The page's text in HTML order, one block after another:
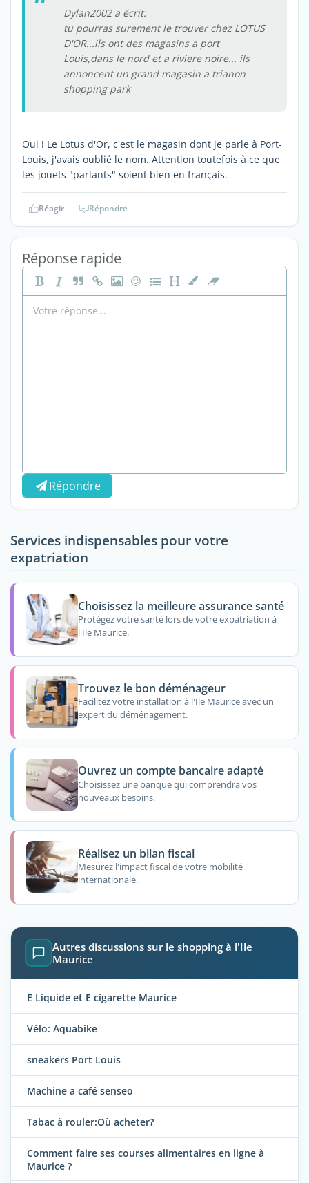
Dylan2002 a écrit:
tu pourras surement le trouver chez LOTUS
D'OR...ils ont des magasins a port
Louis,dans le nord et a riviere noire... ils
annoncent un grand magasin a trianon
shopping park
Oui ! Le Lotus d'Or, c'est le magasin dont je parle à Port-
Louis, j'avais oublié le nom. Attention toutefois à ce que
les jouets "parlants" soient bien en français.
Réagir Répondre
Réponse rapide
Répondre
Services indispensables pour votre
expatriation
Choisissez la meilleure assurance santé
Protégez votre santé lors de votre expatriation à
l'Ile Maurice.
Trouvez le bon déménageur
Facilitez votre installation à l'Ile Maurice avec un
expert du déménagement.
Ouvrez un compte bancaire adapté
Choisissez une banque qui comprendra vos
nouveaux besoins.
Réalisez un bilan fiscal
Mesurez l'impact fiscal de votre mobilité
internationale.
Autres discussions sur le shopping à l'Ile
Maurice
E Liquide et E cigarette Maurice
Vélo: Aquabike
sneakers Port Louis
Machine a café senseo
Tabac à rouler:Où acheter?
Comment faire ses courses alimentaires en ligne à
Maurice ?